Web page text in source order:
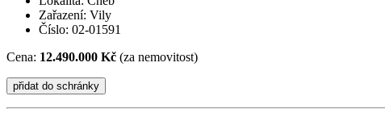
Zařazení: Vily
Číslo: 02-01591
Cena: 12.490.000 Kč (za nemovitost)